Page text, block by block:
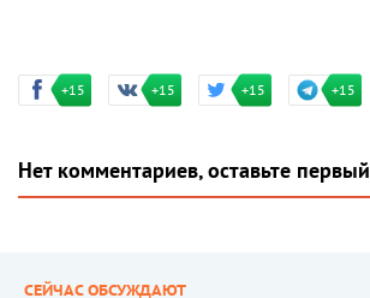
+15 +15 +15 +15
Нет комментариев, оставьте первый
СЕЙЧАС ОБСУЖДАЮТ